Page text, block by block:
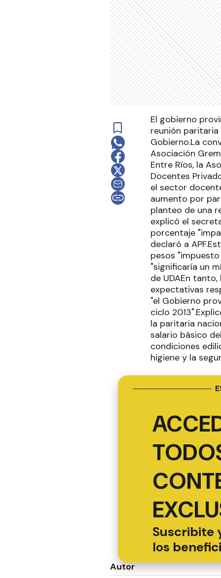
El gobierno
reunión
Gobierno.La
Asociación
Entre Ríos, la
Docentes
el sector
aumento por
planteo de una
explicó el
porcentaje
declaró a
pesos
"significaría un
de UDAEn
expectativas
"el Gobierno
ciclo
la paritaria
salario básico
condiciones
higiene y la
Suscribite
los
Autor